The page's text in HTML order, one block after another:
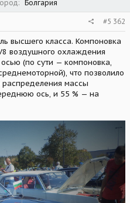
Болгария
#5 362
высшего класса. Компоновка
воздушного охлаждения
(по сути — компоновка,
что позволило
распределения массы
ось, и 55 % — на